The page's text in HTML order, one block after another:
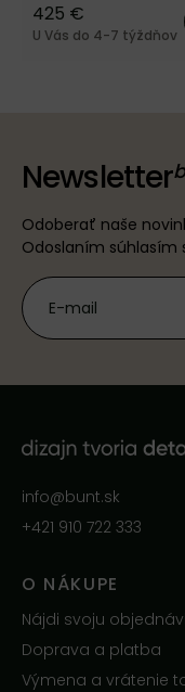
425 €
U Vás do 4-7 týždňov
Newsletter
Odoberať naše
Odoslaním súhlasím
info@bunt.sk
+421 910 722 333
O NÁKUPE
Nájdi svoju
Doprava a platba
Výmena a vrátenie